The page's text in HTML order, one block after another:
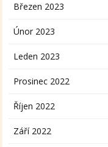
Březen 2023
Únor 2023
Leden 2023
Prosinec 2022
Říjen 2022
Září 2022